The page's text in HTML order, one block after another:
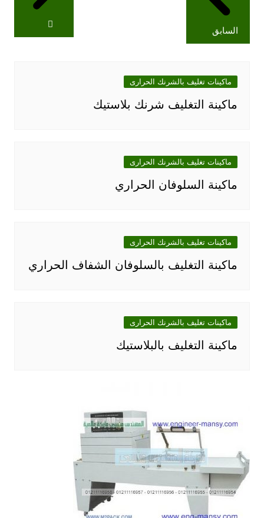
السابق
ماكينات تغليف بالشرنك الحرارى
ماكينة التغليف شرنك بلاستيك
ماكينات تغليف بالشرنك الحرارى
ماكينة السلوفان الحراري
ماكينات تغليف بالشرنك الحرارى
ماكينة التغليف بالسلوفان الشفاف الحراري
ماكينات تغليف بالشرنك الحرارى
ماكينة التغليف بالبلاستيك